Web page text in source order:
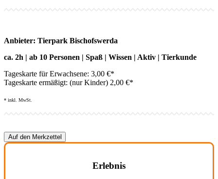
Anbieter: Tierpark Bischofswerda
ca. 2h | ab 10 Personen | Spaß | Wissen | Aktiv | Tierkunde
Tageskarte für Erwachsene: 3,00 €*
Tageskarte ermäßigt: (nur Kinder) 2,00 €*
* inkl. MwSt.
Auf den Merkzettel
Erlebnis